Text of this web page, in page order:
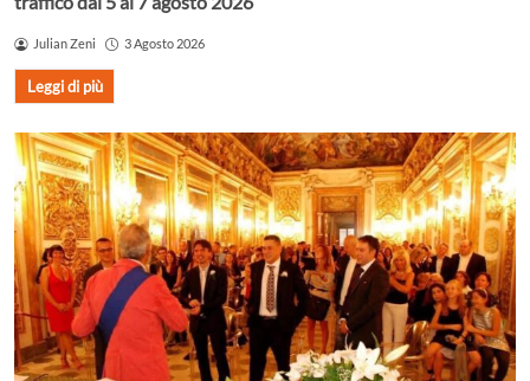
Julian Zeni 3 Agosto 2026
Leggi di più